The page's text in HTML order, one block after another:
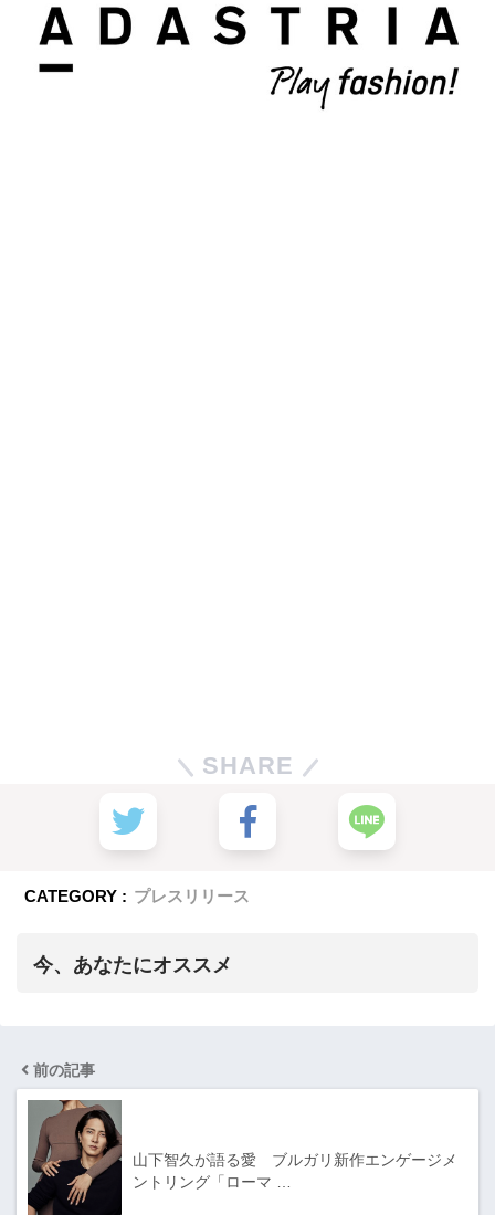
SHARE
CATEGORY : プレスリリース
今、あなたにオススメ
前の記事
山下智久が語る愛 ブルガリ新作エンゲージメ
ントリング「ローマ …